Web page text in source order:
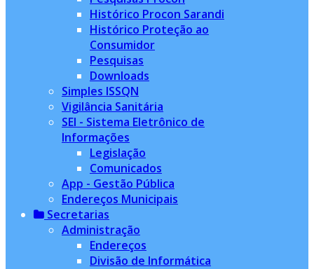
Histórico Procon Sarandi
Histórico Proteção ao
Consumidor
Pesquisas
Downloads
Simples ISSQN
Vigilância Sanitária
SEI - Sistema Eletrônico de
Informações
Legislação
Comunicados
App - Gestão Pública
Endereços Municipais
Secretarias
Administração
Endereços
Divisão de Informática